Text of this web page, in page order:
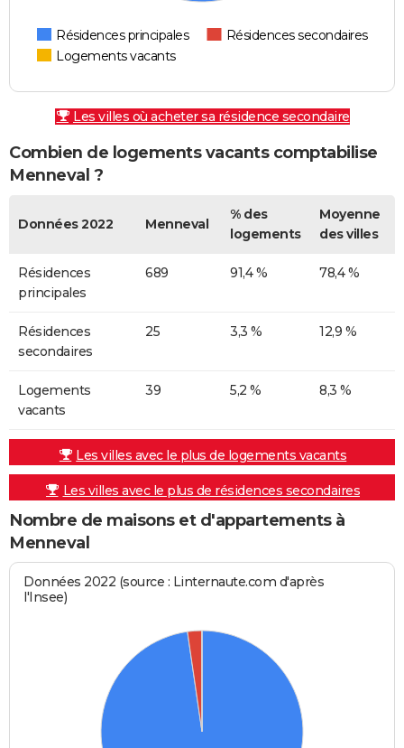
Résidences principales
Résidences secondaires
Logements vacants
Les villes où acheter sa résidence secondaire
Combien de logements vacants comptabilise
Menneval ?
Données 2022 Menneval
% des
logements
Moyenne
des villes
Résidences
principales
689 91,4 % 78,4 %
Résidences
secondaires
25 3,3 % 12,9 %
Logements
vacants
39 5,2 % 8,3 %
Les villes avec le plus de logements vacants
Les villes avec le plus de résidences secondaires
Nombre de maisons et d'appartements à
Menneval
Données 2022 (source : Linternaute.com d'après
l'Insee)